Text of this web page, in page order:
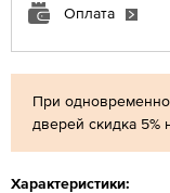
При
дверей скидка 5%
Характеристики:
Оплата